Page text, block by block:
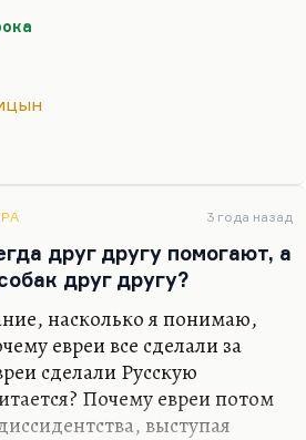
в статусе пророка, который
как моральный
на который современники
и в этом смысле страшно
чье поведение всегда было
и, главное, он никогда не
который бы обращался к
3 года назад
друг другу помогают, а
друг другу?
насколько я понимаю,
евреи все сделали за
сделали Русскую
Почему евреи потом
выступая